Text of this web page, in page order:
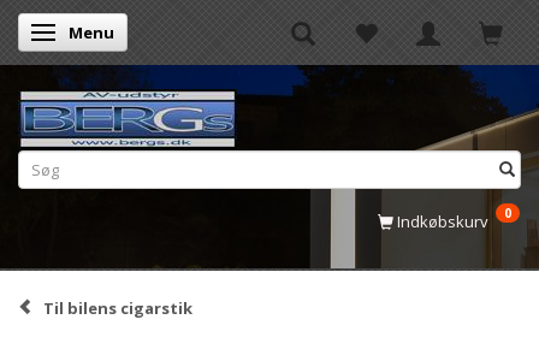
Skifte navigation
Menu
Indkøbskurv 0
Til bilens cigarstik